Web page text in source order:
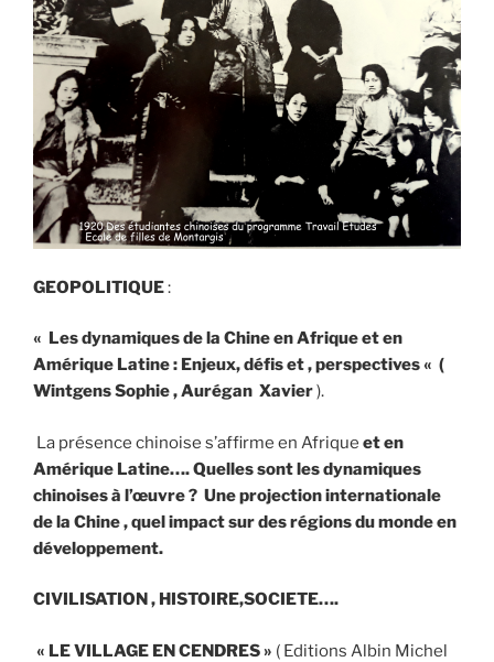
GEOPOLITIQUE:
« Les dynamiques de la Chine en Afrique et en
Amérique Latine : Enjeux, défis et , perspectives « (
Wintgens Sophie , Aurégan Xavier).
La présence chinoise s’affirme en Afrique et en
Amérique Latine…. Quelles sont les dynamiques
chinoises à l’œuvre ? Une projection internationale
de la Chine , quel impact sur des régions du monde en
développement.
CIVILISATION , HISTOIRE,SOCIETE….
« LE VILLAGE EN CENDRES » ( Editions Albin Michel